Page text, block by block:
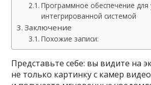
Программное обеспечение для
интегрированной системой
Заключение
Похожие записи:
Представьте себе: вы видите на
не только картинку с камер